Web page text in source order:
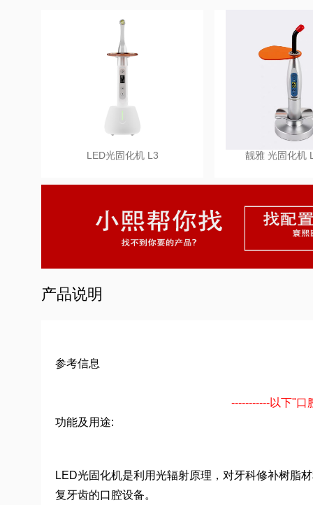
LED光固化机 L3 靓雅 光固化机
产品说明
参考信息
-----------以下"口
功能及用途:
LED光固化机是利用光辐射原理，对牙科修补树脂
复牙齿的口腔设备。